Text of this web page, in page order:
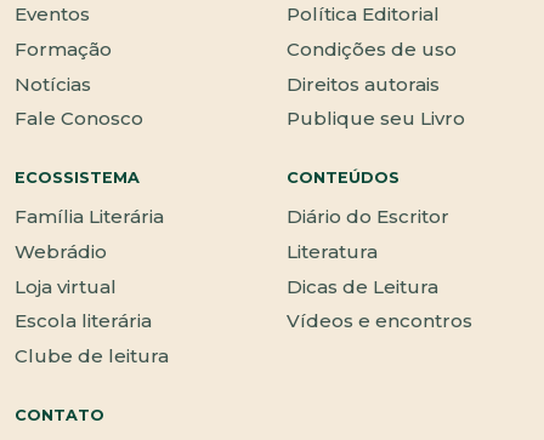
Eventos
Formação
Notícias
Fale Conosco
Política Editorial
Condições de uso
Direitos autorais
Publique seu Livro
ECOSSISTEMA
Família Literária
Webrádio
Loja virtual
Escola literária
Clube de leitura
CONTEÚDOS
Diário do Escritor
Literatura
Dicas de Leitura
Vídeos e encontros
CONTATO